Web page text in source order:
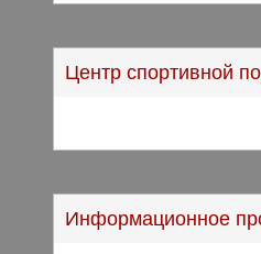
Центр спортивной
Информационное